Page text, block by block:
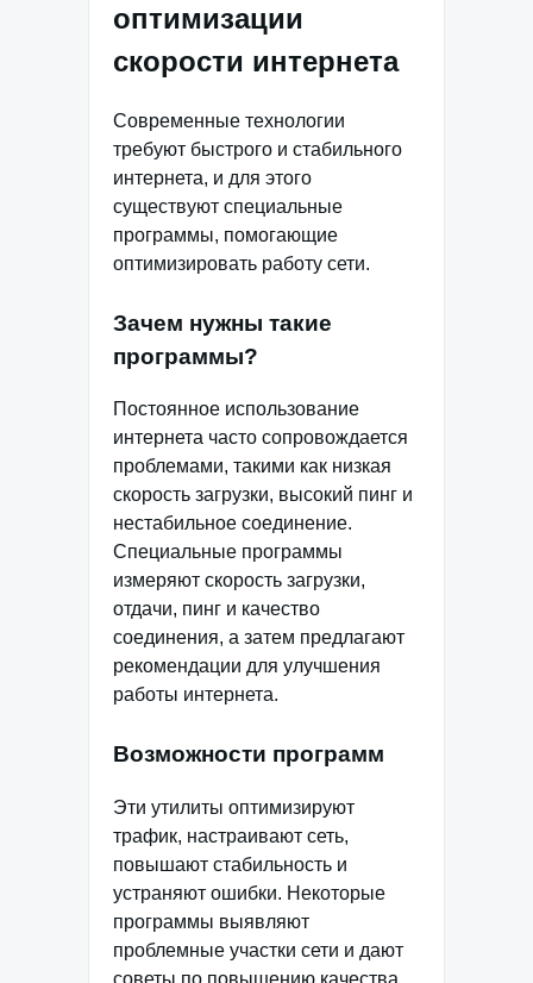
оптимизации
скорости интернета
Современные технологии
требуют быстрого и стабильного
интернета, и для этого
существуют специальные
программы, помогающие
оптимизировать работу сети.
Зачем нужны такие
программы?
Постоянное использование
интернета часто сопровождается
проблемами, такими как низкая
скорость загрузки, высокий пинг и
нестабильное соединение.
Специальные программы
измеряют скорость загрузки,
отдачи, пинг и качество
соединения, а затем предлагают
рекомендации для улучшения
работы интернета.
Возможности программ
Эти утилиты оптимизируют
трафик, настраивают сеть,
повышают стабильность и
устраняют ошибки. Некоторые
программы выявляют
проблемные участки сети и дают
советы по повышению качества